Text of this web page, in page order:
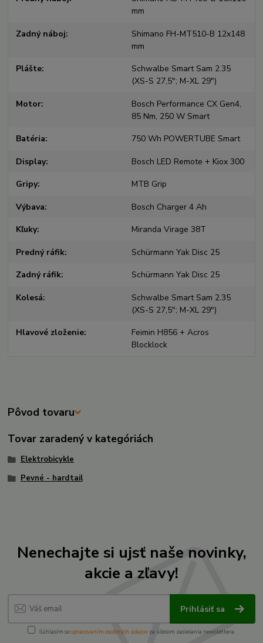
mm
Zadný náboj
Shimano FH-MT510-B 12x148
mm
Plášte
Schwalbe Smart Sam 2.35
(XS-S 27,5"; M-XL 29")
Motor
Bosch Performance CX Gen4,
85 Nm, 250 W Smart
Batéria 750 Wh POWERTUBE Smart
Display Bosch LED Remote + Kiox 300
Gripy MTB Grip
Výbava Bosch Charger 4 Ah
Kľuky Miranda Virage 38T
Predný ráfik Schürmann Yak Disc 25
Zadný ráfik Schürmann Yak Disc 25
Kolesá
Schwalbe Smart Sam 2.35
(XS-S 27,5"; M-XL 29")
Hlavové zloženie
Feimin H856 + Acros
Blocklock
Pôvod tovaru
Tovar zaradený v kategóriách
Elektrobicykle
Pevné - hardtail
Nenechajte si ujsť naše novinky,
akcie a zľavy!
Prihlásiť sa
Súhlasím sospracovaním osobných údajov za účelom zasielania newslettera.